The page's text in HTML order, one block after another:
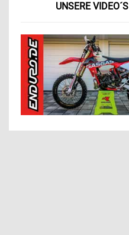
UNSERE VIDEO´S